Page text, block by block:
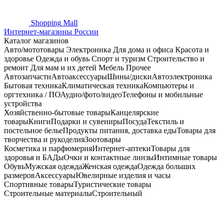
Shopping Mall
Интернет-магазины России
Каталог магазинов
Авто/мототовары Электроника Для дома и офиса Красота и
здоровье Одежда и обувь Спорт и туризм Строительство и
ремонт Для мам и их детей Мебель Прочее
АвтозапчастиАвтоаксессуарыШины/дискиАвтоэлектроника
Бытовая техникаКлиматическая техникаКомпьютеры и
оргтехника / ПОАудио/фото/видеоТелефоны и мобильные
устройства
Хозяйственно-бытовые товарыКанцелярские
товарыКнигиПодарки и сувенирыПосудаТекстиль и
постельное бельеПродукты питания, доставка едыТовары для
творчества и рукоделияЗоотовары
Косметика и парфюмерияИнтернет-аптекиТовары для
здоровья и БАДыОчки и контактные линзыИнтимные товары
ОбувьМужская одеждаЖенская одеждаОдежда больших
размеровАксессуарыЮвелирные изделия и часы
Спортивные товарыТуристические товары
Строительные материалыСтроительный